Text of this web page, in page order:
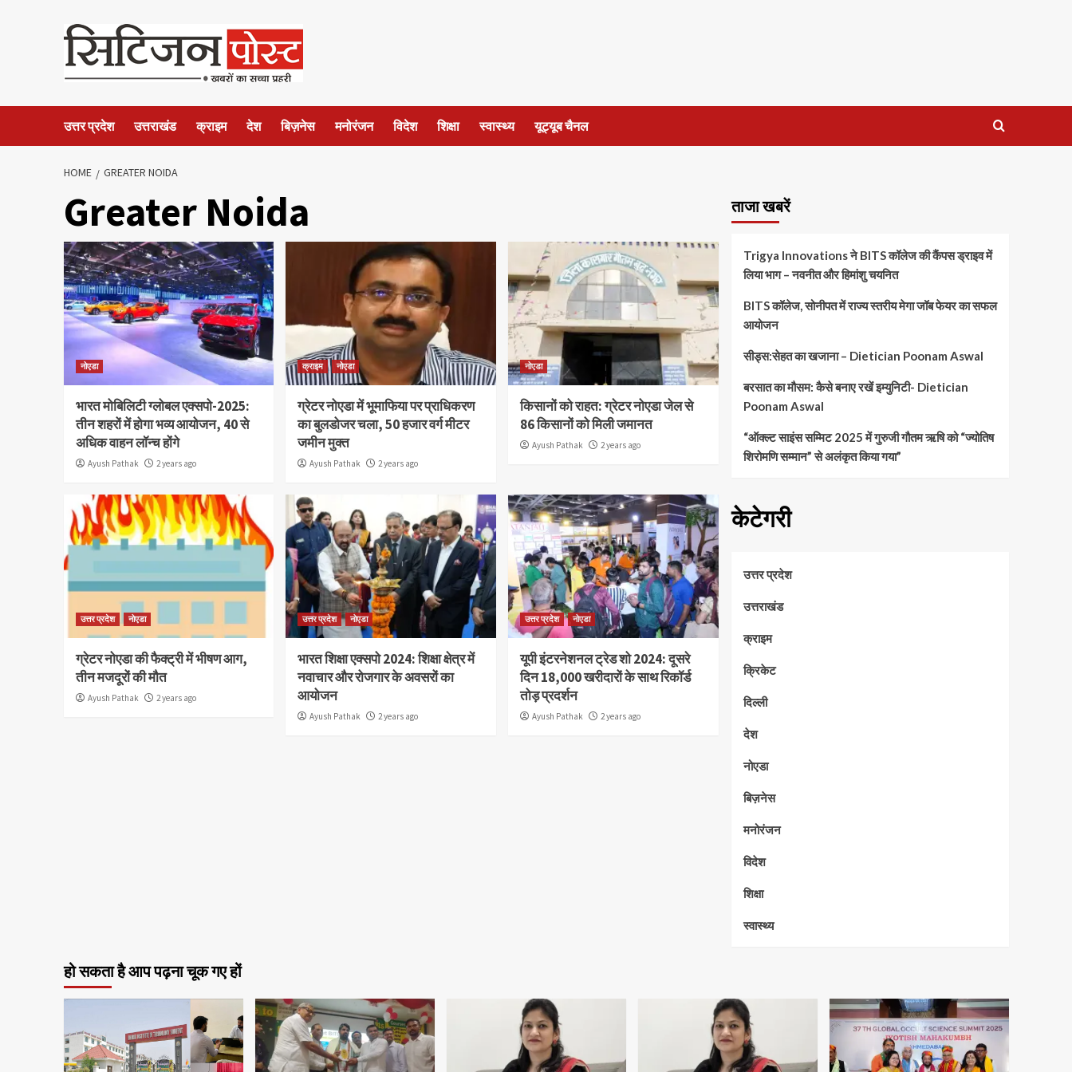
उत्तर प्रदेश उत्तराखंड क्राइम देश बिज़नेस मनोरंजन विदेश शिक्षा स्वास्थ्य यूट्यूब चैनल
HOME GREATER NOIDA
Greater Noida
नोएडा
भारत मोबिलिटी ग्लोबल एक्सपो-2025:
तीन शहरों में होगा भव्य आयोजन, 40 से
अधिक वाहन लॉन्च होंगे
Ayush Pathak 2 years ago
क्राइम नोएडा
ग्रेटर नोएडा में भूमाफिया पर प्राधिकरण
का बुलडोजर चला, 50 हजार वर्ग मीटर
जमीन मुक्त
Ayush Pathak 2 years ago
नोएडा
किसानों को राहत: ग्रेटर नोएडा जेल से
86 किसानों को मिली जमानत
Ayush Pathak 2 years ago
उत्तर प्रदेश नोएडा
ग्रेटर नोएडा की फैक्ट्री में भीषण आग,
तीन मजदूरों की मौत
Ayush Pathak 2 years ago
उत्तर प्रदेश नोएडा
भारत शिक्षा एक्सपो 2024: शिक्षा क्षेत्र में
नवाचार और रोजगार के अवसरों का
आयोजन
Ayush Pathak 2 years ago
उत्तर प्रदेश नोएडा
यूपी इंटरनेशनल ट्रेड शो 2024: दूसरे
दिन 18,000 खरीदारों के साथ रिकॉर्ड
तोड़ प्रदर्शन
Ayush Pathak 2 years ago
ताजा खबरें
Trigya Innovations ने BITS कॉलेज की कैंपस ड्राइव में
लिया भाग – नवनीत और हिमांशु चयनित
BITS कॉलेज, सोनीपत में राज्य स्तरीय मेगा जॉब फेयर का सफल
आयोजन
सीड्स:सेहत का खजाना – Dietician Poonam Aswal
बरसात का मौसम: कैसे बनाए रखें इम्युनिटी- Dietician
Poonam Aswal
“ऑक्ल्ट साइंस सम्मिट 2025 में गुरुजी गौतम ऋषि को “ज्योतिष
शिरोमणि सम्मान” से अलंकृत किया गया”
केटेगरी
उत्तर प्रदेश
उत्तराखंड
क्राइम
क्रिकेट
दिल्ली
देश
नोएडा
बिज़नेस
मनोरंजन
विदेश
शिक्षा
स्वास्थ्य
हो सकता है आप पढ़ना चूक गए हों